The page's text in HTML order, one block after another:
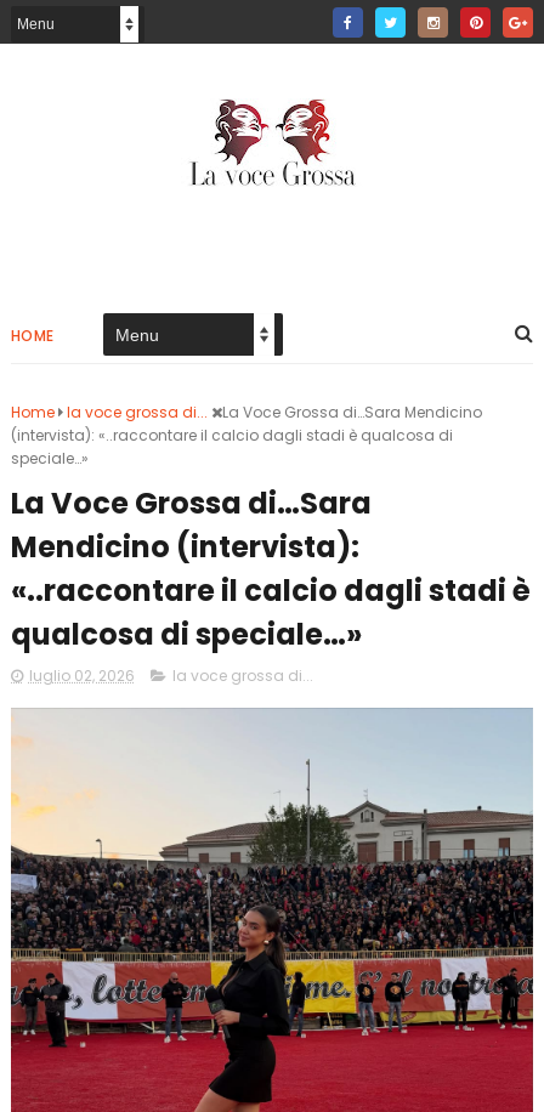
HOME
Home la voce grossa di...
La Voce Grossa di…Sara Mendicino
(intervista): «..raccontare il calcio dagli stadi è qualcosa di
speciale…»
La Voce Grossa di…Sara
Mendicino (intervista):
«..raccontare il calcio dagli stadi è
qualcosa di speciale…»
luglio 02, 2026 la voce grossa di...